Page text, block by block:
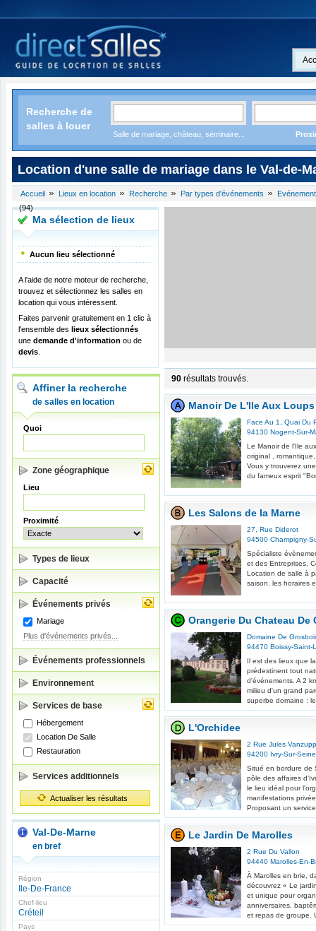
Recherche de
salles à louer
Salle de mariage, château, séminaire...
Location d'une salle de mariage dans le Val-de-
Accueil Lieux en location Recherche Par types d'événements
(94)
Ma sélection de lieux
Aucun lieu sélectionné
A l'aide de notre moteur de recherche,
trouvez et sélectionnez les salles en
location qui vous intéressent.
Faites parvenir gratuitement en 1 clic à
l'ensemble des lieux sélectionnés
une demande d'information ou de
devis
Affiner la recherche
de salles en location
Quoi
Zone géographique
Lieu
Proximité
Types de lieux
Capacité
Événements privés
Mariage
Plus d'événements privés...
Événements professionnels
Environnement
Services de base
Hébergement
Location De Salle
Restauration
Services additionnels
Actualiser les résultats
Val-De-Marne
en bref
Région
Ile-De-France
Chef-lieu
Créteil
Pays
90 résultats trouvés.
Manoir De L'Ile Aux Loups
Face Au 1, Quai Du
94130 Nogent-Sur-
Le Manoir de l'Ile
original ,
Vous y trouverez
du fameux esprit
Les Salons de la Marne
27, Rue Diderot
94500 Champigny-
Spécialiste
et des Entreprises,
Location de salle à
saison, les horaires
Orangerie Du Chateau De
Domaine De
94470 Boissy-Saint-
Il est des lieux que
prédestinent tout
d'événements. A 2
milieu d'un grand
superbe domaine :
L'Orchidee
2 Rue Jules
94200 Ivry-Sur-Seine
Situé en bordure de
pôle des affaires
le lieu idéal pour
manifestations
Proposant un
Le Jardin De Marolles
2 Rue Du Vallon
94440 Marolles-En-
À Marolles en brie,
découvrez « Le
et unique pour
anniversaires,
et repas de groupe.